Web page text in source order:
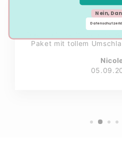
Paket mit tollem
Nein,